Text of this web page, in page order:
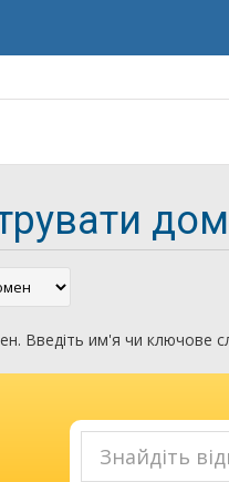
Введіть им'я чи ключове